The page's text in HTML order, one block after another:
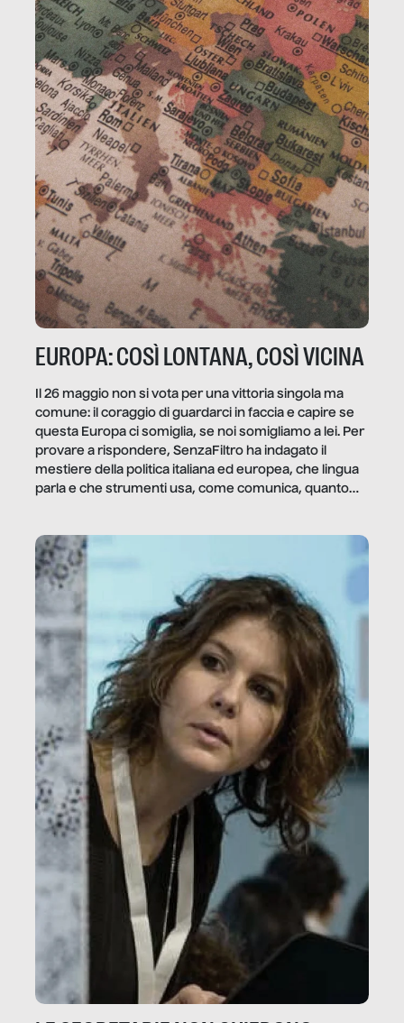
EUROPA: COSÌ LONTANA, COSÌ VICINA
Il 26 maggio non si vota per una vittoria singola ma
comune: il coraggio di guardarci in faccia e capire se
questa Europa ci somiglia, se noi somigliamo a lei. Per
provare a rispondere, SenzaFiltro ha indagato il
mestiere della politica italiana ed europea, che lingua
parla e che strumenti usa, come comunica, quanto